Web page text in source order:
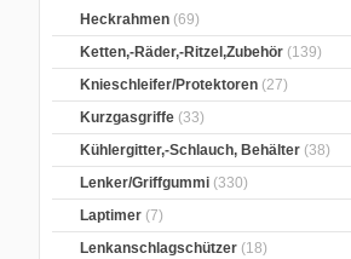
Heckrahmen (69)
Ketten,-Räder,-Ritzel,Zubehör (139)
Knieschleifer/Protektoren (27)
Kurzgasgriffe (33)
Kühlergitter,-Schlauch, Behälter (38)
Lenker/Griffgummi (330)
Laptimer (7)
Lenkanschlagschützer (18)